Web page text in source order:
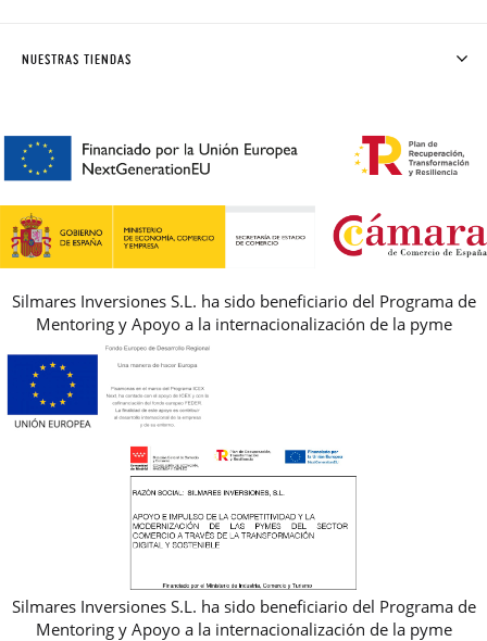
AVISO LEGAL, PRIVACIDAD Y COOKIES
REBAJAS
PREGUNTAS FRECUENTES
NUESTRAS TIENDAS
Silmares Inversiones S.L. ha sido beneficiario del Programa de
Mentoring y Apoyo a la internacionalización de la pyme
Silmares Inversiones S.L. ha sido beneficiario del Programa de
Mentoring y Apoyo a la internacionalización de la pyme